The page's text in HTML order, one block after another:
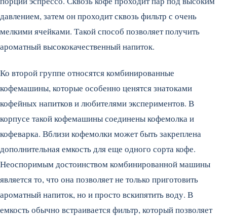
давлением, затем он проходит сквозь фильтр с очень
мелкими ячейками. Такой способ позволяет получить
ароматный высококачественный напиток.
Ко второй группе относятся комбинированные
кофемашины, которые особенно ценятся знатоками
кофейных напитков и любителями экспериментов. В
корпусе такой кофемашины соединены кофемолка и
кофеварка. Вблизи кофемолки может быть закреплена
дополнительная емкость для еще одного сорта кофе.
Неоспоримым достоинством комбинированной машины
является то, что она позволяет не только приготовить
ароматный напиток, но и просто вскипятить воду. В
емкость обычно встраивается фильтр, который позволяет